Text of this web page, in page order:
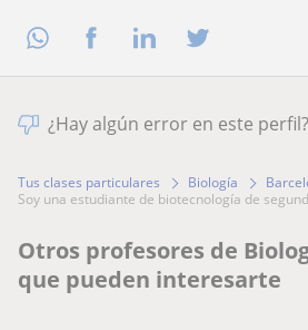
¿Hay algún error en este perfil?
Tus clases particulares Biología
soy una estudiante de biotecnología de
Otros profesores de
que pueden interesarte